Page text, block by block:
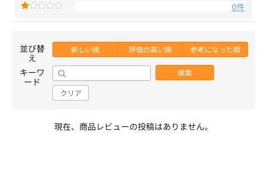
0件
並び替
え
新しい順 評価の高い順 参考になった順
キーワ
ード
検索
クリア
現在、商品レビューの投稿はありません。